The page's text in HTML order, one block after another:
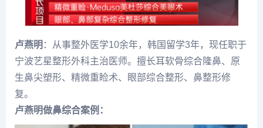
卢燕明 ：从事整外医学10余年，韩国留学3年，现任职于
宁波艺星整形外科主治医师。擅长耳软骨综合隆鼻、原
生鼻尖塑形、精微重睑术、眼部综合整形、鼻整形修
复。
卢燕明做鼻综合案例：